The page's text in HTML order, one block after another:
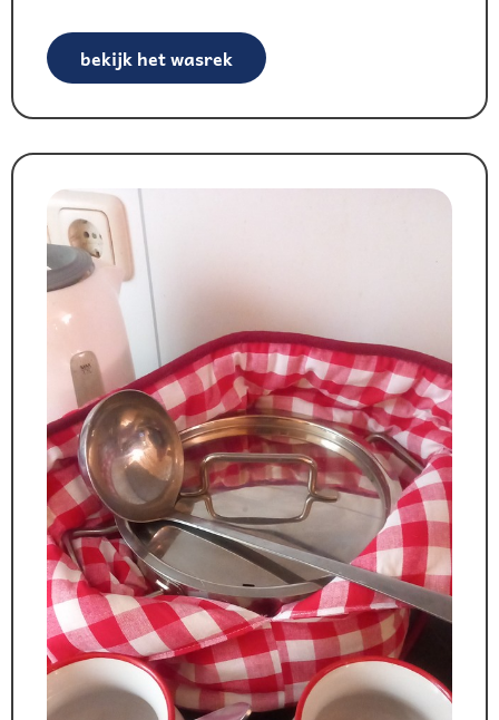
bekijk het wasrek